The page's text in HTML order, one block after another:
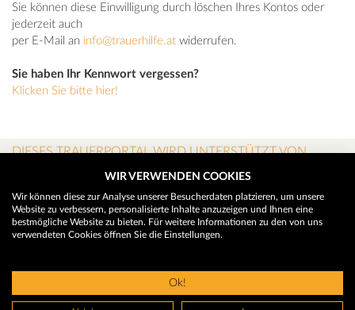
Sie können diese Einwilligung durch löschen Ihres Kontos oder
jederzeit auch
per E-Mail an info@trauerhilfe.at widerrufen.
Sie haben Ihr Kennwort vergessen?
Klicken Sie bitte hier!
DIESES TRAUERPORTAL WIRD UNTERSTÜTZT VON
WIR VERWENDEN COOKIES
Wir können diese zur Analyse unserer Besucherdaten platzieren, um unsere
Website zu verbessern, personalisierte Inhalte anzuzeigen und Ihnen eine
bestmögliche Website zu bieten. Für weitere Informationen zu den von uns
verwendeten Cookies öffnen Sie die Einstellungen.
Ok!